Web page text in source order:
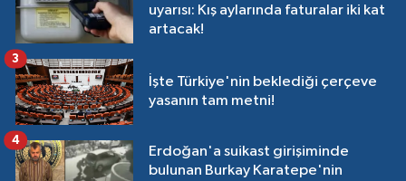
uyarısı: Kış aylarında faturalar iki kat
artacak!
İşte Türkiye'nin beklediği çerçeve
yasanın tam metni!
3
Erdoğan'a suikast girişiminde
bulunan Burkay Karatepe'nin
4